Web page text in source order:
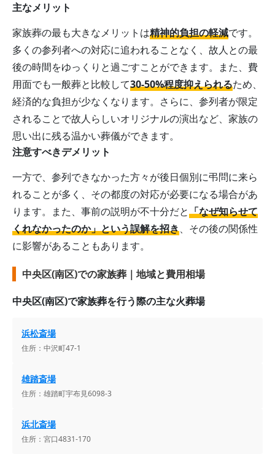
主なメリット
家族葬の最も大きなメリットは精神的負担の軽減です。
多くの参列者への対応に追われることなく、故人との最
後の時間をゆっくりと過ごすことができます。また、費
用面でも一般葬と比較して30-50%程度抑えられるため、
経済的な負担が少なくなります。さらに、参列者が限定
されることで故人らしいオリジナルの演出など、家族の
思い出に残る温かい葬儀ができます。
注意すべきデメリット
一方で、参列できなかった方々が後日個別に弔問に来ら
れることが多く、その都度の対応が必要になる場合があ
ります。また、事前の説明が不十分だと「なぜ知らせて
くれなかったのか」という誤解を招き、その後の関係性
に影響があることもあります。
中央区(南区)での家族葬｜地域と費用相場
中央区(南区)で家族葬を行う際の主な火葬場
浜松斎場
住所： 中沢町47-1
雄踏斎場
住所： 雄踏町宇布見6098-3
浜北斎場
住所： 宮口4831-170